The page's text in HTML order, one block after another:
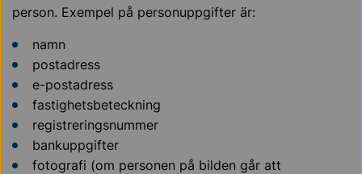
person. Exempel på personuppgifter är:
namn
postadress
e-postadress
fastighetsbeteckning
registreringsnummer
bankuppgifter
fotografi (om personen på bilden går att